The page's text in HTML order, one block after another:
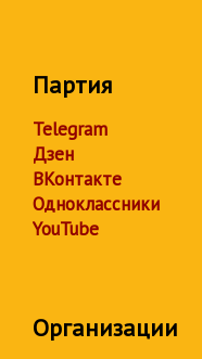
Партия
Telegram
Дзен
ВКонтакте
Одноклассники
YouTube
Организации